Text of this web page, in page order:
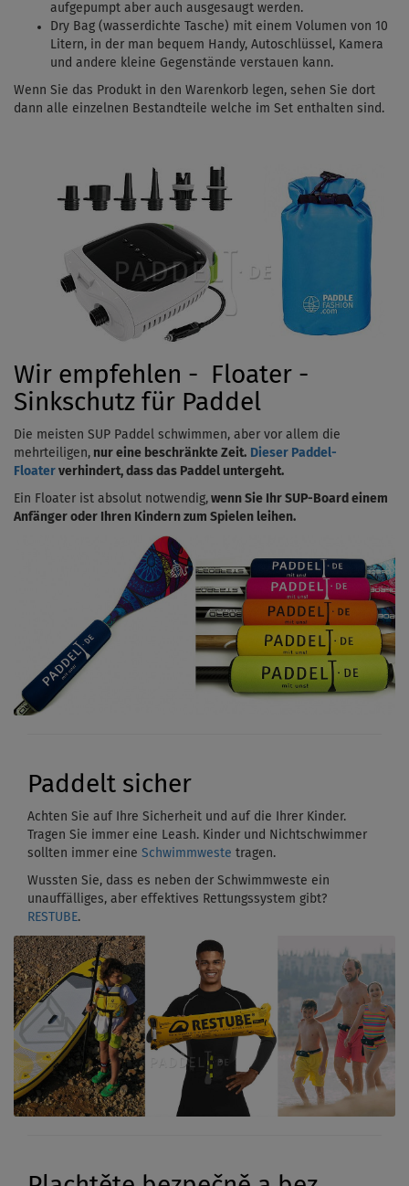
aufgepumpt aber auch ausgesaugt werden.
Dry Bag (wasserdichte Tasche) mit einem Volumen von 10
Litern, in der man bequem Handy, Autoschlüssel, Kamera
und andere kleine Gegenstände verstauen kann.
Wenn Sie das Produkt in den Warenkorb legen, sehen Sie dort
dann alle einzelnen Bestandteile welche im Set enthalten sind.
Wir empfehlen - Floater -
Sinkschutz für Paddel
Die meisten SUP Paddel schwimmen, aber vor allem die
mehrteiligen, nur eine beschränkte Zeit. Dieser Paddel-
Floater verhindert, dass das Paddel untergeht.
Ein Floater ist absolut notwendig, wenn Sie Ihr SUP-Board einem
Anfänger oder Ihren Kindern zum Spielen leihen.
Paddelt sicher
Achten Sie auf Ihre Sicherheit und auf die Ihrer Kinder.
Tragen Sie immer eine Leash. Kinder und Nichtschwimmer
sollten immer eine Schwimmweste tragen.
Wussten Sie, dass es neben der Schwimmweste ein
unauffälliges, aber effektives Rettungssystem gibt?
RESTUBE.